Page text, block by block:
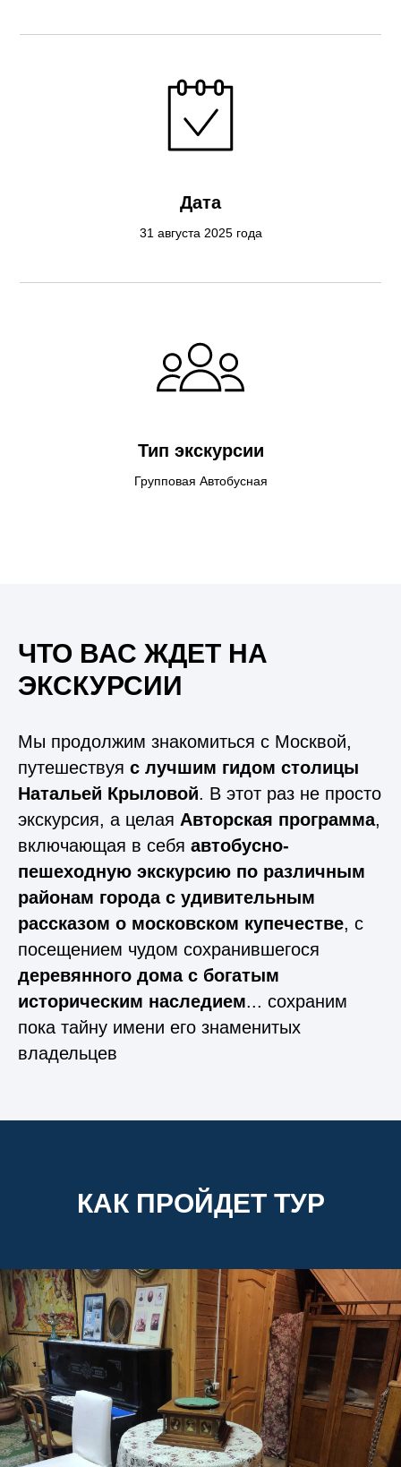
Дата
31 августа 2025 года
Тип экскурсии
Групповая Автобусная
ЧТО ВАС ЖДЕТ НА
ЭКСКУРСИИ
Мы продолжим знакомиться с Москвой,
путешествуя с лучшим гидом столицы
Натальей Крыловой. В этот раз не просто
экскурсия, а целая Авторская программа,
включающая в себя автобусно-
пешеходную экскурсию по различным
районам города с удивительным
рассказом о московском купечестве, с
посещением чудом сохранившегося
деревянного дома с богатым
историческим наследием... сохраним
пока тайну имени его знаменитых
владельцев
КАК ПРОЙДЕТ ТУР